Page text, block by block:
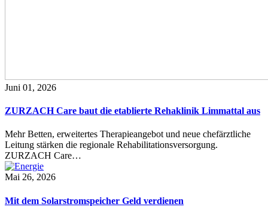
Juni 01, 2026
ZURZACH Care baut die etablierte Rehaklinik Limmattal aus
Mehr Betten, erweitertes Therapieangebot und neue chefärztliche
Leitung stärken die regionale Rehabilitationsversorgung.
ZURZACH Care…
Mai 26, 2026
Mit dem Solarstromspeicher Geld verdienen